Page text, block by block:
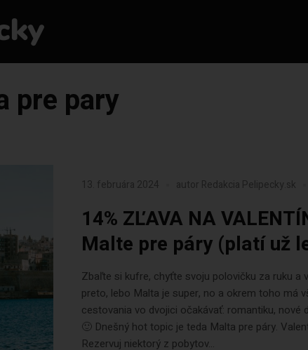
pre pary
13. februára 2024 autor Redakcia Pelipecky.sk
14% ZĽAVA NA
Malte pre páry (platí už
Zbaľte si kufre, chyťte svoju polovičku za ruku a
preto, lebo Malta je super, no a okrem toho má
cestovania vo dvojici očakávať: romantiku,
🙂 Dnešný hot topic je teda Malta pre páry.
Rezervuj niektorý z pobytov...